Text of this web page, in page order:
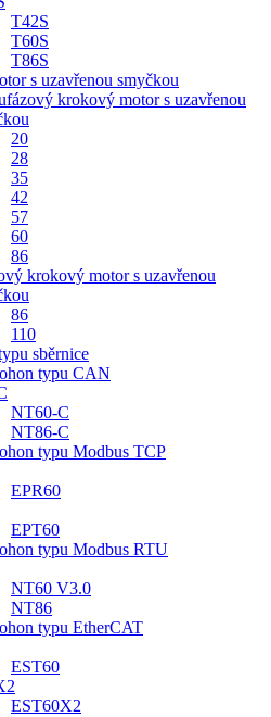
T42S
T60S
T86S
s uzavřenou smyčkou
krokový motor s uzavřenou
20
28
35
42
57
60
86
krokový motor s uzavřenou
86
110
sběrnice
typu CAN
NT60-C
NT86-C
typu Modbus TCP
EPR60
EPT60
typu Modbus RTU
NT60 V3.0
NT86
typu EtherCAT
EST60
EST60X2